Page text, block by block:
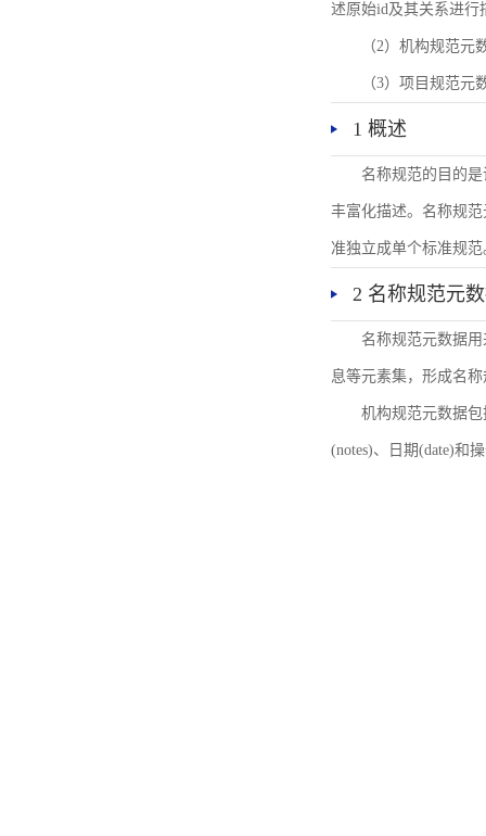
述原始id及其关系进行
（2）机构规范元
（3）项目规范
1 概述
名称规范的目的
丰富化描述。名称规
准独立成单个标准规范
2 名称规范元
名称规范元数据
息等元素集，形成名
机构规范元数据
(notes)、日期(date)和